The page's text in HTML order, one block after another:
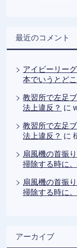
最近のコメント
アイビーリー
本でいうとどこ
教習所で左足
法上違反？ に
教習所で左足
法上違反？ に
扇風機の首振
掃除する時に。
扇風機の首振
掃除する時に。
アーカイブ